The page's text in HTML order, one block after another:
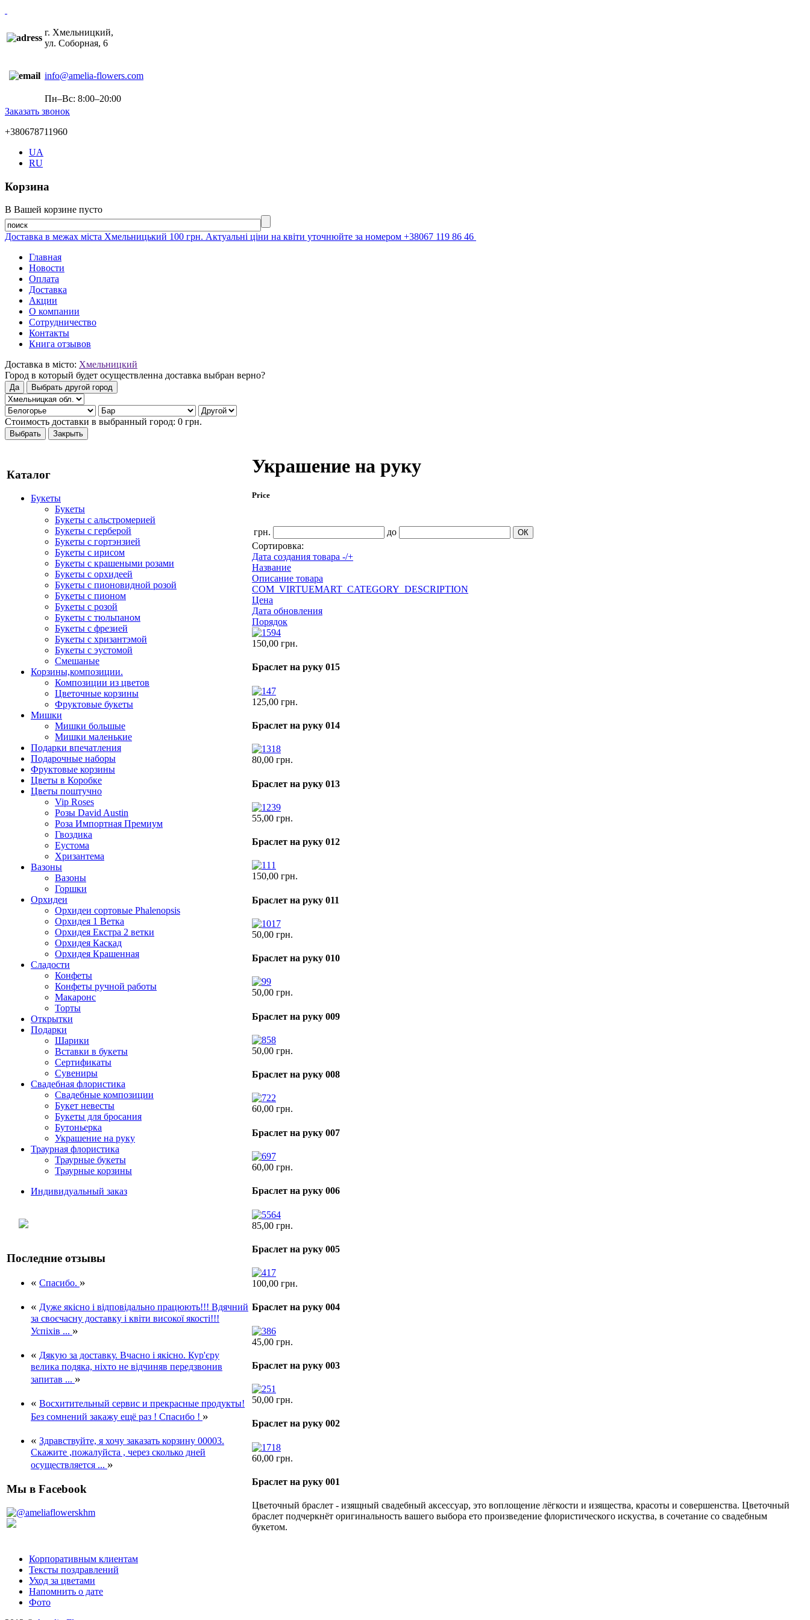
г. Хмельницкий,
ул. Соборная, 6
info@amelia-flowers.com
Пн–Вс: 8:00–20:00
Заказать звонок
+380678711960
UA
RU
Корзина
В Вашей корзине пусто
Доставка в межах міста Хмельницький 100 грн. Актуальні ціни на квіти уточнюйте за номером +38067 119 86 46
Главная
Новости
Оплата
Доставка
Акции
О компании
Сотрудничество
Контакты
Книга отзывов
Доставка в місто: Хмельницкий
Город в который будет осуществленна доставка выбран верно?
Да Выбрать другой город
Стоимость доставки в выбранный город: 0 грн.
Выбрать Закрыть
Каталог
Букеты
Букеты
Букеты с альстромерией
Букеты с герберой
Букеты с гортэнзией
Букеты с ирисом
Букеты с крашеными розами
Букеты с орхидеей
Букеты с пионовидной розой
Букеты с пионом
Букеты с розой
Букеты с тюльпаном
Букеты с фрезией
Букеты с хризантэмой
Букеты с эустомой
Смешаные
Корзины,композиции.
Композиции из цветов
Цветочные корзины
Фруктовые букеты
Мишки
Мишки большые
Мишки маленькие
Подарки впечатления
Подарочные наборы
Фруктовые корзины
Цветы в Коробке
Цветы поштучно
Vip Roses
Розы David Austin
Роза Импортная Премиум
Гвоздика
Еустома
Хризантема
Вазоны
Вазоны
Горшки
Орхидеи
Орхидеи сортовые Phalenopsis
Орхидея 1 Ветка
Орхидея Екстра 2 ветки
Орхидея Каскад
Орхидея Крашенная
Сладости
Конфеты
Конфеты ручной работы
Макаронс
Торты
Открытки
Подарки
Шарики
Вставки в букеты
Сертификаты
Сувениры
Свадебная флористика
Свадебные композиции
Букет невесты
Букеты для бросания
Бутоньерка
Украшение на руку
Траурная флористика
Траурные букеты
Траурные корзины
Индивидуальный заказ
Последние отзывы
« Спасибо. »
« Дуже якісно і відповідально працюють!!! Вдячний
за своєчасну доставку і квіти високої якості!!!
Успіхів ... »
« Дякую за доставку. Вчасно і якісно. Кур'єру
велика подяка, ніхто не відчиняв передзвонив
запитав ... »
« Восхитительный сервис и прекрасные продукты!
Без сомнений закажу ещё раз ! Спасибо ! »
« Здравствуйте, я хочу заказать корзину 00003.
Скажите ,пожалуйста , через сколько дней
осуществляется ... »
Мы в Facebook
Украшение на руку
Price
грн. до ОК
Сортировка:
Дата создания товара -/+
Название
Описание товара
COM_VIRTUEMART_CATEGORY_DESCRIPTION
Цена
Дата обновления
Порядок
150,00 грн.
Браслет на руку 015
125,00 грн.
Браслет на руку 014
80,00 грн.
Браслет на руку 013
55,00 грн.
Браслет на руку 012
150,00 грн.
Браслет на руку 011
50,00 грн.
Браслет на руку 010
50,00 грн.
Браслет на руку 009
50,00 грн.
Браслет на руку 008
60,00 грн.
Браслет на руку 007
60,00 грн.
Браслет на руку 006
85,00 грн.
Браслет на руку 005
100,00 грн.
Браслет на руку 004
45,00 грн.
Браслет на руку 003
50,00 грн.
Браслет на руку 002
60,00 грн.
Браслет на руку 001
Цветочный браслет - изящный свадебный аксессуар, это воплощение лёгкости и изящества, красоты и совершенства. Цветочный
браслет подчеркнёт оригинальность вашего выбора ето произведение флористического искуства, в сочетание со свадебным
букетом.
Корпоративным клиентам
Тексты поздравлений
Уход за цветами
Напомнить о дате
Фото